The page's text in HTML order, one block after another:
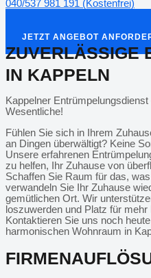
040/537 981 191 (Kostenfrei)
JETZT ANGEBOT
ZUVERLÄSSIGE
IN KAPPELN
Kappelner
Wesentliche!
Fühlen Sie sich in Ihrem
an Dingen überwältigt? Keine
Unsere erfahrenen
zu helfen, Ihr Zuhause von
Schaffen Sie Raum für das,
verwandeln Sie Ihr Zuhause
gemütlichen Ort. Wir
loszuwerden und Platz für
Kontaktieren Sie uns noch
harmonischen Wohnraum in